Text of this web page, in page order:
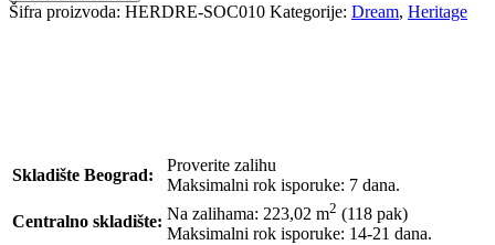
Šifra proizvoda: HERDRE-SOC010 Kategorije: Dream, Heritage
Skladište Beograd:
Proverite zalihu
Maksimalni rok isporuke: 7 dana.
Centralno skladište: Na zalihama: 223,02 m2 (118 pak)
Maksimalni rok isporuke: 14-21 dana.